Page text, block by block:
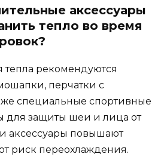
аксессуары
тепло во время
рекомендуются
перчатки с
специальные спортивные
защиты шеи и лица от
аксессуары повышают
риск переохлаждения.